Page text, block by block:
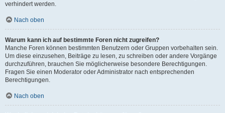
verhindert werden.
Nach oben
Warum kann ich auf bestimmte Foren nicht zugreifen?
Manche Foren können bestimmten Benutzern oder Gruppen vorbehalten sein.
Um diese einzusehen, Beiträge zu lesen, zu schreiben oder andere Vorgänge
durchzuführen, brauchen Sie möglicherweise besondere Berechtigungen.
Fragen Sie einen Moderator oder Administrator nach entsprechenden
Berechtigungen.
Nach oben